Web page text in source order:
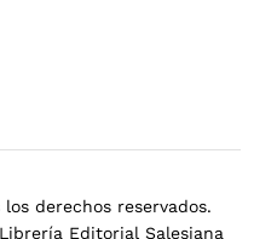
derechos reservados.
Editorial Salesiana